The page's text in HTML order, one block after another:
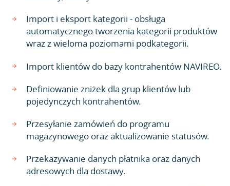
Import i eksport kategorii - obsługa
automatycznego tworzenia kategorii produktów
wraz z wieloma poziomami podkategorii.
Import klientów do bazy kontrahentów NAVIREO.
Definiowanie zniżek dla grup klientów lub
pojedynczych kontrahentów.
Przesyłanie zamówień do programu
magazynowego oraz aktualizowanie statusów.
Przekazywanie danych płatnika oraz danych
adresowych dla dostawy.